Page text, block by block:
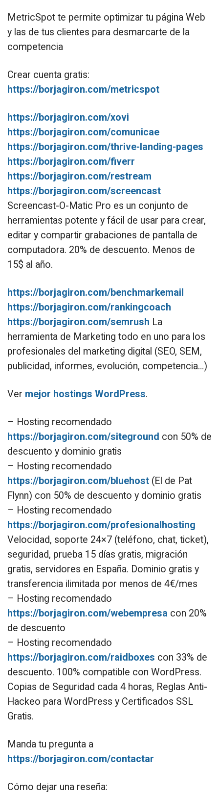
MetricSpot te permite optimizar tu página Web
y las de tus clientes para desmarcarte de la
competencia
Crear cuenta gratis:
https://borjagiron.com/metricspot
https://borjagiron.com/xovi
https://borjagiron.com/comunicae
https://borjagiron.com/thrive-landing-pages
https://borjagiron.com/fiverr
https://borjagiron.com/restream
https://borjagiron.com/screencast
Screencast-O-Matic Pro es un conjunto de
herramientas potente y fácil de usar para crear,
editar y compartir grabaciones de pantalla de
computadora. 20% de descuento. Menos de
15$ al año.
https://borjagiron.com/benchmarkemail
https://borjagiron.com/rankingcoach
https://borjagiron.com/semrush La
herramienta de Marketing todo en uno para los
profesionales del marketing digital (SEO, SEM,
publicidad, informes, evolución, competencia…)
Ver mejor hostings WordPress.
– Hosting recomendado
https://borjagiron.com/siteground con 50% de
descuento y dominio gratis
– Hosting recomendado
https://borjagiron.com/bluehost (El de Pat
Flynn) con 50% de descuento y dominio gratis
– Hosting recomendado
https://borjagiron.com/profesionalhosting
Velocidad, soporte 24×7 (teléfono, chat, ticket),
seguridad, prueba 15 días gratis, migración
gratis, servidores en España. Dominio gratis y
transferencia ilimitada por menos de 4€/mes
– Hosting recomendado
https://borjagiron.com/webempresa con 20%
de descuento
– Hosting recomendado
https://borjagiron.com/raidboxes con 33% de
descuento. 100% compatible con WordPress.
Copias de Seguridad cada 4 horas, Reglas Anti-
Hackeo para WordPress y Certificados SSL
Gratis.
Manda tu pregunta a
https://borjagiron.com/contactar
Cómo dejar una reseña: